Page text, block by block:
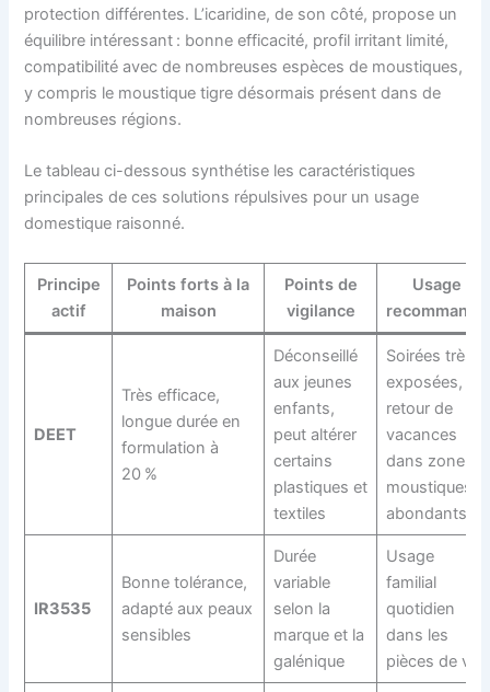
protection différentes. L’icaridine, de son côté, propose un
équilibre intéressant : bonne efficacité, profil irritant limité,
compatibilité avec de nombreuses espèces de moustiques,
y compris le moustique tigre désormais présent dans de
nombreuses régions.
Le tableau ci-dessous synthétise les caractéristiques
principales de ces solutions répulsives pour un usage
domestique raisonné.
Principe
actif
Points forts à la
maison
Points de
vigilance
Usage
recommandé
DEET
Très efficace,
longue durée en
formulation à
20 %
Déconseillé
aux jeunes
enfants,
peut altérer
certains
plastiques et
textiles
Soirées très
exposées,
retour de
vacances
dans zone à
moustiques
abondants
IR3535
Bonne tolérance,
adapté aux peaux
sensibles
Durée
variable
selon la
marque et la
galénique
Usage
familial
quotidien
dans les
pièces de vie